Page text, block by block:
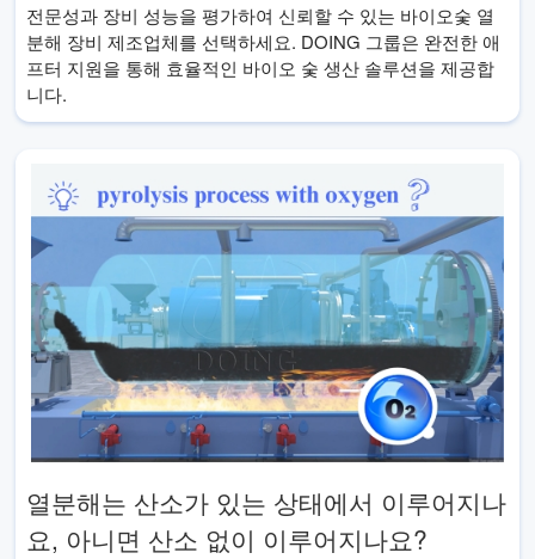
전문성과 장비 성능을 평가하여 신뢰할 수 있는 바이오숯 열
분해 장비 제조업체를 선택하세요. DOING 그룹은 완전한 애
프터 지원을 통해 효율적인 바이오 숯 생산 솔루션을 제공합
니다.
열분해는 산소가 있는 상태에서 이루어지나
요, 아니면 산소 없이 이루어지나요?